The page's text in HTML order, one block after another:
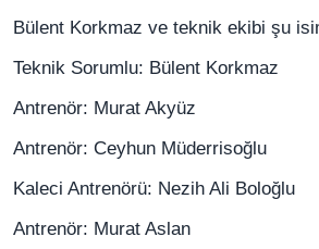
Bülent Korkmaz ve teknik ekibi şu
Teknik Sorumlu: Bülent Korkmaz
Antrenör: Murat Akyüz
Antrenör: Ceyhun Müderrisoğlu
Kaleci Antrenörü: Nezih Ali Boloğlu
Antrenör: Murat Aslan